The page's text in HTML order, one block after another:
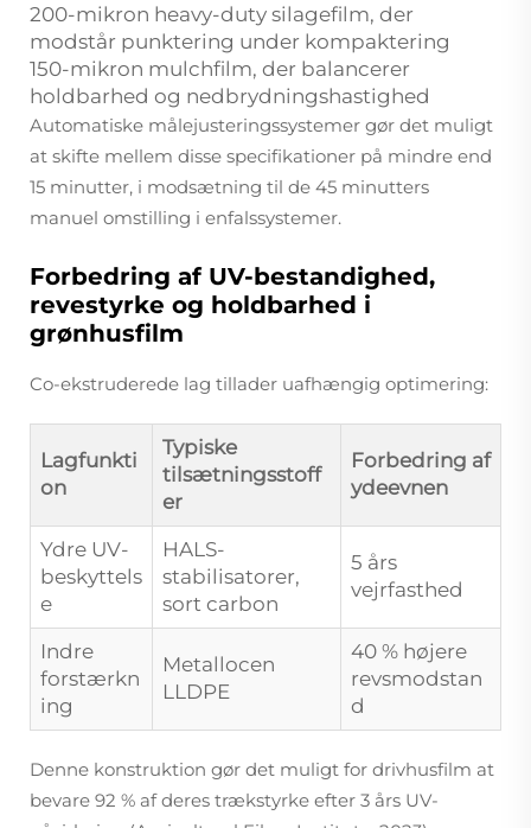
200-mikron heavy-duty silagefilm, der
modstår punktering under kompaktering
150-mikron mulchfilm, der balancerer
holdbarhed og nedbrydningshastighed
Automatiske målejusteringssystemer gør det muligt
at skifte mellem disse specifikationer på mindre end
15 minutter, i modsætning til de 45 minutters
manuel omstilling i enfalssystemer.
Forbedring af UV-bestandighed,
revestyrke og holdbarhed i
grønhusfilm
Co-ekstruderede lag tillader uafhængig optimering:
Lagfunkti
on
Typiske
tilsætningsstoff
er
Forbedring af
ydeevnen
Ydre UV-
beskyttels
e
HALS-
stabilisatorer,
sort carbon
5 års
vejrfasthed
Indre
forstærkn
ing
Metallocen
LLDPE
40 % højere
revsmodstan
d
Denne konstruktion gør det muligt for drivhusfilm at
bevare 92 % af deres trækstyrke efter 3 års UV-